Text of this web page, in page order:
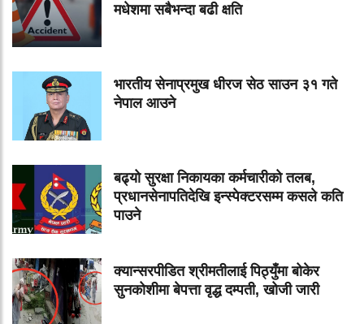
मधेशमा सबैभन्दा बढी क्षति
भारतीय सेनाप्रमुख धीरज सेठ साउन ३१ गते
नेपाल आउने
बढ्यो सुरक्षा निकायका कर्मचारीको तलब,
प्रधानसेनापतिदेखि इन्स्पेक्टरसम्म कसले कति
पाउने
क्यान्सरपीडित श्रीमतीलाई पिठ्युँमा बोकेर
सुनकोशीमा बेपत्ता वृद्ध दम्पती, खोजी जारी